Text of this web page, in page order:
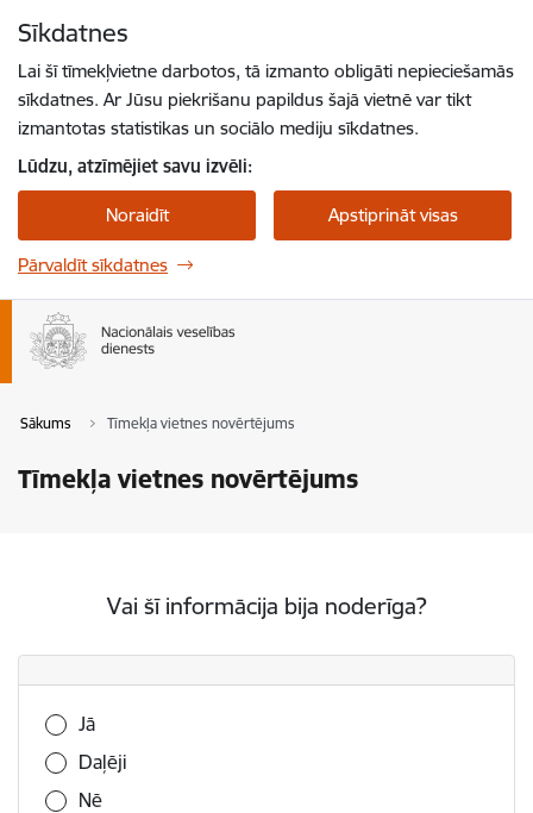
Sīkdatnes
Lai šī tīmekļvietne darbotos, tā izmanto obligāti nepieciešamās
sīkdatnes. Ar Jūsu piekrišanu papildus šajā vietnē var tikt
izmantotas statistikas un sociālo mediju sīkdatnes.
Lūdzu, atzīmējiet savu izvēli:
Noraidīt Apstiprināt visas
Pārvaldīt sīkdatnes
Sākums Tīmekļa vietnes novērtējums
Tīmekļa vietnes novērtējums
Vai šī informācija bija noderīga?
Vai šī informācija bija noderīga?
Jā
Daļēji
Nē